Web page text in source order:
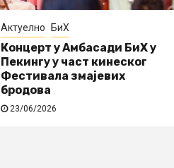
Актуелно БиХ
Концерт у Амбасади БиХ у
Пекингу у част кинеског
Фестивала змајевих
бродова
23/06/2026